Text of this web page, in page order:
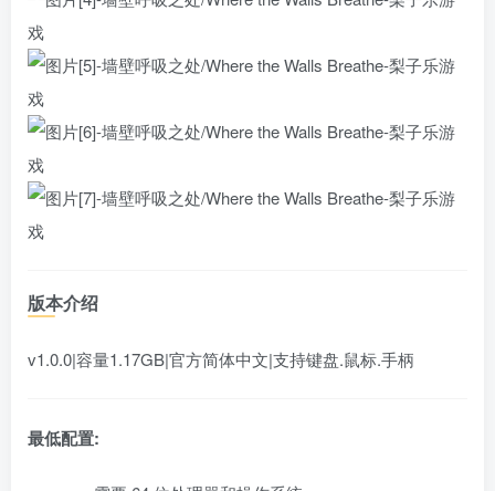
版本介绍
v1.0.0|容量1.17GB|官方简体中文|支持键盘.鼠标.手柄
最低配置: